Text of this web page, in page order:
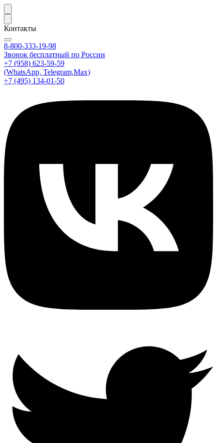
Контакты
8-800-333-19-98
Звонок бесплатный по России
+7 (958) 623-59-59
(WhatsApp, Telegram,Max)
+7 (495) 134-01-50